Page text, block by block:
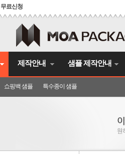
료신청
쇼핑백 샘플 특수종이 샘플
제작안내 샘플 제작안내